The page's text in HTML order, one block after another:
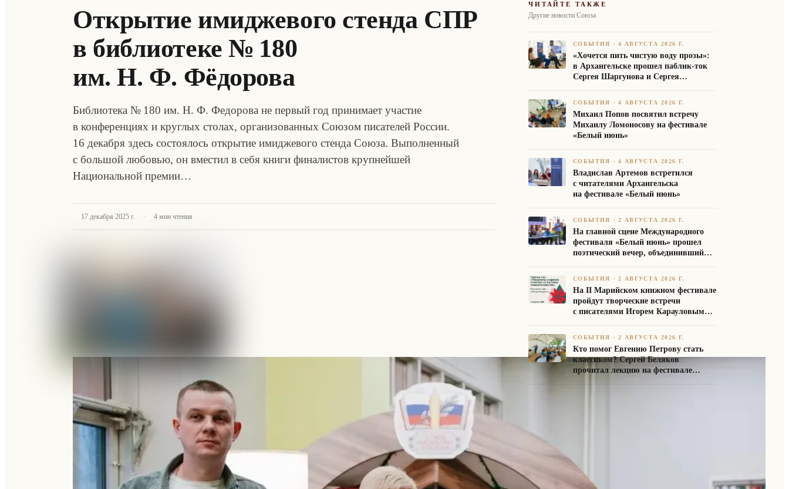
Открытие имиджевого стенда СПР
в библиотеке № 180
им. Н. Ф. Фёдорова
Библиотека № 180 им. Н. Ф. Федорова не первый год принимает участие
в конференциях и круглых столах, организованных Союзом писателей России.
16 декабря здесь состоялось открытие имиджевого стенда Союза. Выполненный
с большой любовью, он вместил в себя книги финалистов крупнейшей
Национальной премии…
17 декабря 2025 г. · 4 мин чтения
ЧИТАЙТЕ ТАКЖЕ
Другие новости Союза
СОБЫТИЯ ·4 АВГУСТА 2026 Г.
«Хочется пить чистую воду прозы»:
в Архангельске прошел паблик-ток
Сергея Шаргунова и Сергея
СОБЫТИЯ ·4 АВГУСТА 2026 Г.
Михаил Попов посвятил встречу
Михаилу Ломоносову на фестивале
«Белый июнь»
СОБЫТИЯ ·4 АВГУСТА 2026 Г.
Владислав Артемов встретился
с читателями Архангельска
на фестивале «Белый июнь»
СОБЫТИЯ ·2 АВГУСТА 2026 Г.
На главной сцене Международного
фестиваля «Белый июнь» прошел
поэтический вечер, объединивший
СОБЫТИЯ ·2 АВГУСТА 2026 Г.
На II Марийском книжном фестивале
пройдут творческие встречи
с писателями Игорем Карауловым
СОБЫТИЯ ·2 АВГУСТА 2026 Г.
Кто помог Евгению Петрову стать
классиком? Сергей Беляков
прочитал лекцию на фестивале